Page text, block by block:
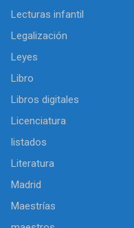
Lecturas infantil
Legalización
Leyes
Libro
Libros digitales
Licenciatura
listados
Literatura
Madrid
Maestrías